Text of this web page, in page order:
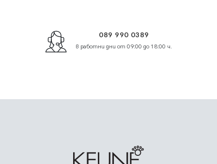
089 990 0389
в работни дни от 09:00 до 18:00 ч.